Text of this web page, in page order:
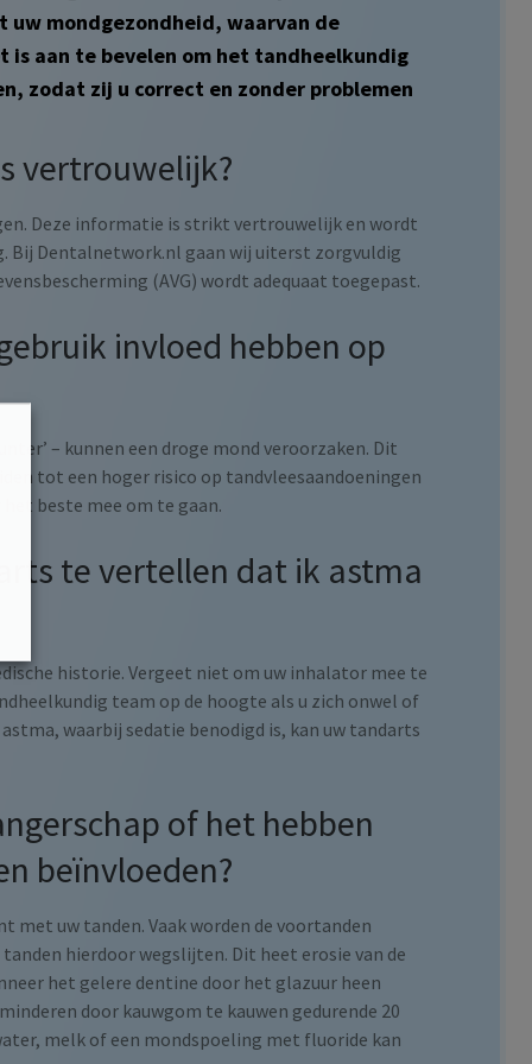
uw mondgezondheid, waarvan de
aan te bevelen om het tandheelkundig
zodat zij u correct en zonder problemen
vertrouwelijk?
Deze informatie is strikt vertrouwelijk en wordt
Bij Dentalnetwork.nl gaan wij uiterst zorgvuldig
(AVG) wordt adequaat toegepast.
invloed hebben op
– kunnen een droge mond veroorzaken. Dit
tot een hoger risico op tandvleesaandoeningen
beste mee om te gaan.
te vertellen dat ik astma
historie. Vergeet niet om uw inhalator mee te
team op de hoogte als u zich onwel of
waarbij sedatie benodigd is, kan uw tandarts
of het hebben
beïnvloeden?
met uw tanden. Vaak worden de voortanden
hierdoor wegslijten. Dit heet erosie van de
het gelere dentine door het glazuur heen
door kauwgom te kauwen gedurende 20
melk of een mondspoeling met fluoride kan